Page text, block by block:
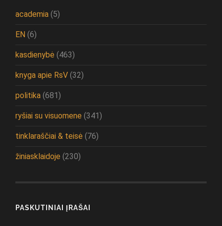
academia (5)
EN (6)
kasdienybė (463)
knyga apie RsV (32)
politika (681)
ryšiai su visuomene (341)
tinklaraščiai & teisė (76)
žiniasklaidoje (230)
PASKUTINIAI ĮRAŠAI